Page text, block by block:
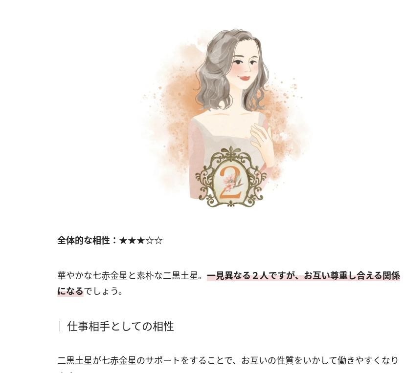
全体的な相性：★★★☆☆
華やかな七赤金星と素朴な二黒土星。 一見異なる２人ですが、お互い尊重し合える関係
になるでしょう。
仕事相手としての相性
二黒土星が七赤金星のサポートをすることで、お互いの性質をいかして働きやすくなり